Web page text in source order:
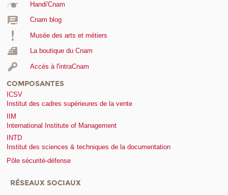
Handi'Cnam
Cnam blog
Musée des arts et métiers
La boutique du Cnam
Accès à l'intraCnam
COMPOSANTES
ICSV
Institut des cadres supérieures de la vente
IIM
International Institute of Management
INTD
Institut des sciences & techniques de la documentation
Pôle sécurité-défense
RÉSEAUX SOCIAUX